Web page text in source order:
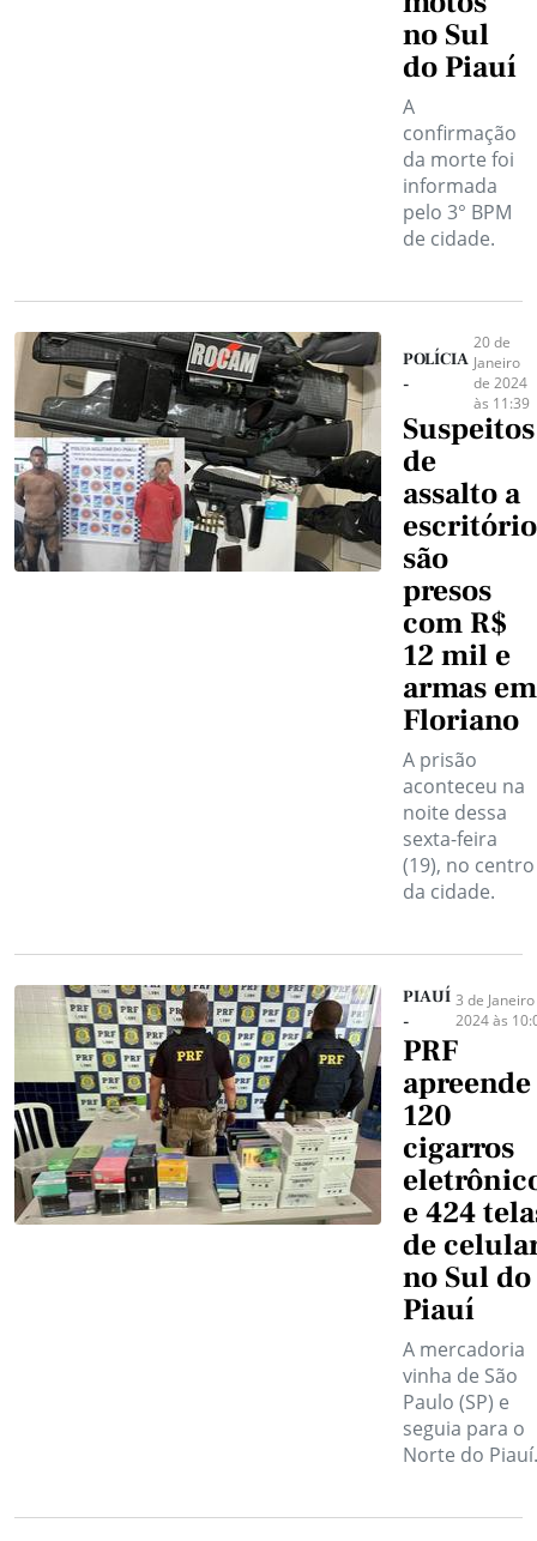
no Sul
do Piauí
A
confirmação
da morte foi
informada
pelo 3° BPM
de cidade.
POLÍCIA
-
20 de
Janeiro
de 2024
às 11:39
Suspeitos
de
assalto a
escritório
são
presos
com R$
12 mil e
armas em
Floriano
A prisão
aconteceu na
noite dessa
sexta-feira
(19), no centro
da cidade.
PIAUÍ
-
3 de
2024 às
PRF
apreende
120
cigarros
e 424
de
no Sul do
Piauí
A mercadoria
vinha de São
Paulo (SP) e
seguia para o
Norte do Piauí.